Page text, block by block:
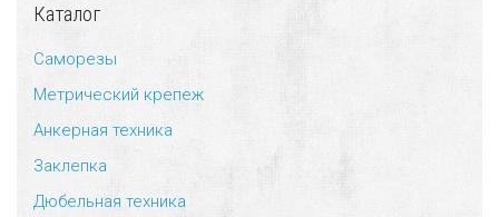
Каталог
Саморезы
Метрический крепеж
Анкерная техника
Заклепка
Дюбельная техника